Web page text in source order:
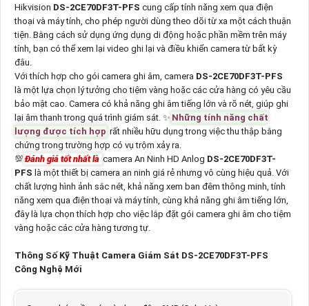
Hikvision DS-2CE70DF3T-PFS cung cấp tính năng xem qua điện
thoại và máy tính, cho phép người dùng theo dõi từ xa một cách thuận
tiện. Bằng cách sử dụng ứng dụng di động hoặc phần mềm trên máy
tính, bạn có thể xem lại video ghi lại và điều khiển camera từ bất kỳ
đâu.
Với thích hợp cho gói camera ghi âm, camera DS-2CE70DF3T-PFS
là một lựa chọn lý tưởng cho tiệm vàng hoặc các cửa hàng có yêu cầu
bảo mật cao. Camera có khả năng ghi âm tiếng lớn và rõ nét, giúp ghi
lại âm thanh trong quá trình giám sát. ✨ Những tính năng chất
lượng được tích hợp rất nhiều hữu dụng trong việc thu thập bằng
chứng trong trường hợp có vụ trộm xảy ra.
💯Đánh giá tốt nhất là camera An Ninh HD Anlog DS-2CE70DF3T-
PFS là một thiết bị camera an ninh giá rẻ nhưng vô cùng hiệu quả. Với
chất lượng hình ảnh sắc nét, khả năng xem ban đêm thông minh, tính
năng xem qua điện thoại và máy tính, cùng khả năng ghi âm tiếng lớn,
đây là lựa chọn thích hợp cho việc lắp đặt gói camera ghi âm cho tiệm
vàng hoặc các cửa hàng tương tự.
Thông Số Kỹ Thuật Camera Giám Sát DS-2CE70DF3T-PFS
Công Nghệ Mới